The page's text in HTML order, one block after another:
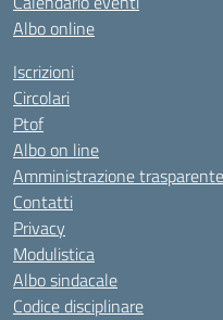
Albo online
Iscrizioni
Circolari
Ptof
Albo on line
Amministrazione trasparente
Contatti
Privacy
Modulistica
Albo sindacale
Codice disciplinare